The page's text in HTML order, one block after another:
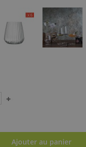
Ajouter au panier